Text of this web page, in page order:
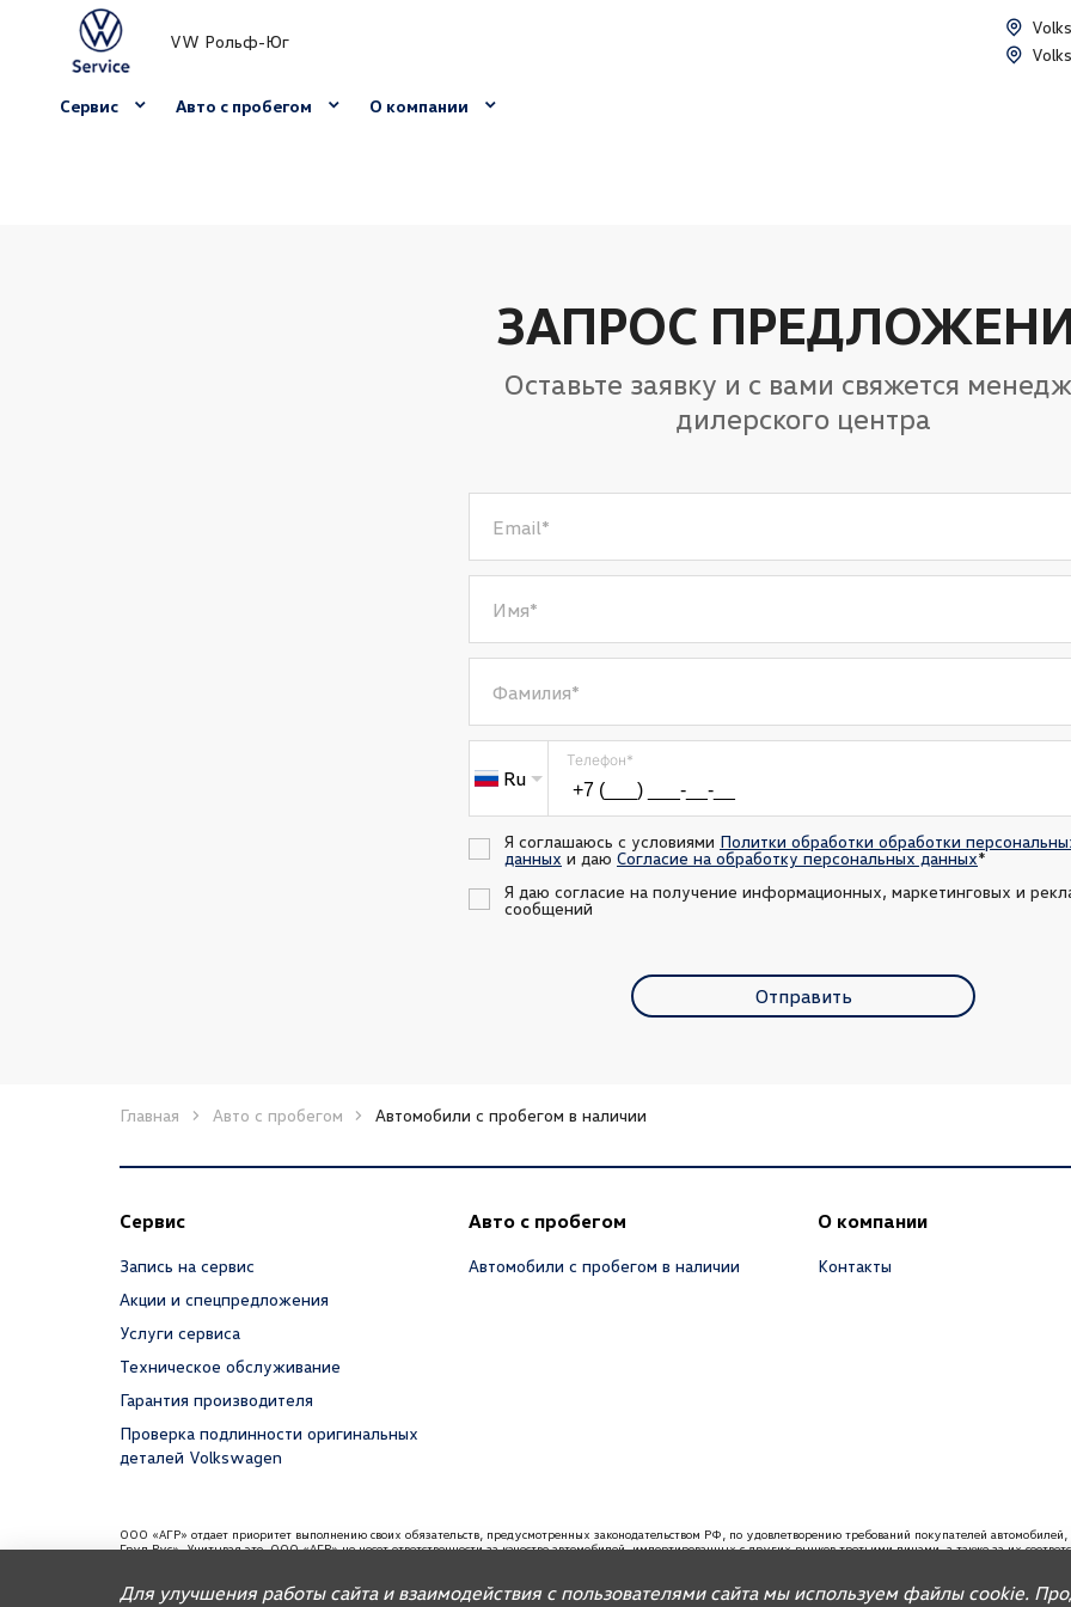
VW Рольф-Юг
Сервис Авто с пробегом О компании
ЗАПРОС
Оставьте заявку и с вами свяжется
дилерского центра
Email*
Имя*
Фамилия*
Ru
Телефон*
Я соглашаюсь с условиями Политки обработки обработки
данных и даю Согласие на обработку персональных данных*
Я даю согласие на получение информационных, маркетинговых и
сообщений
Отправить
Главная Авто с пробегом Автомобили с пробегом в наличии
Сервис
Запись на сервис
Акции и спецпредложения
Услуги сервиса
Техническое обслуживание
Гарантия производителя
Проверка подлинности оригинальных
деталей Volkswagen
Авто с пробегом
Автомобили с пробегом в наличии
О компании
Контакты
ООО «АГР» отдает приоритет выполнению своих обязательств, предусмотренных законодательством РФ, по удовлетворению требований покупателей
Груп Рус». Учитывая это, ООО «АГР» не несет ответственности за качество автомобилей, импортированных с других рынков третьими лицами, а также за их
Для улучшения работы сайта и взаимодействия с пользователями сайта мы используем файлы cookie.